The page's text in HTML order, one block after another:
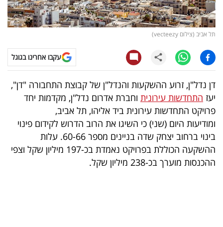
קריפטו
ויראלי
טלוויזיה
עסקי
ספורט
קריירה
ולימודים
מינויים
תל אביב (צילום vecteezy)
עקבו אחרינו בגוגל
דן נדל"ן, זרוע ההשקעות והנדל"ן של קבוצת התחבורה "דן",
יעז התחדשות עירונית וחברת אדרום נדל"ן, מקדמות יחד
פרויקט התחדשות עירונית ביד אליהו, תל אביב,
ומודיעות היום (שני) כי השיגו את הרוב הדרוש לקידום פינוי
בינוי ברחוב יצחק שדה בניינים מספר 60-66. עלות
ההשקעה הכוללת בפרויקט נאמדת בכ-197 מיליון שקל וצפי
ההכנסות מוערך בכ-238 מיליון שקל.